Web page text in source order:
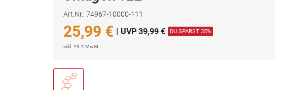
Art.Nr.: 74967-10000-111
25,99 € | UVP 39,99 € DU SPARST 35%
inkl. 19 % MwSt.